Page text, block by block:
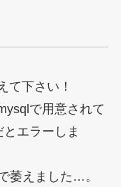
て下さい！
で用意されて
エラーしま
萎えました…。